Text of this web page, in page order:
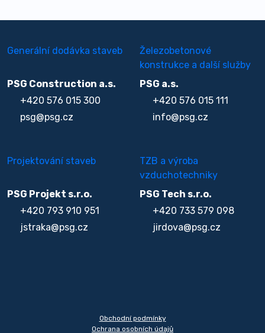
Generální dodávka staveb
PSG Construction a.s.
+420 576 015 300
psg@psg.cz
Železobetonové
konstrukce a další služby
PSG a.s.
+420 576 015 111
info@psg.cz
Projektování staveb
PSG Projekt s.r.o.
+420 793 910 951
jstraka@psg.cz
TZB a výroba
vzduchotechniky
PSG Tech s.r.o.
+420 733 579 098
jirdova@psg.cz
Obchodní podmínky
Ochrana osobních údajů